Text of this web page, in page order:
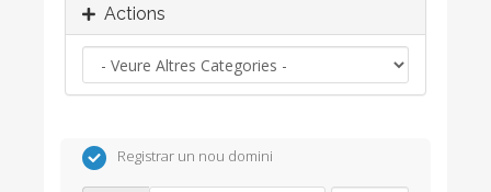
Actions
Registrar un nou domini